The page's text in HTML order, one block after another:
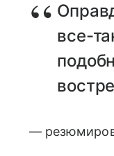
все-
—